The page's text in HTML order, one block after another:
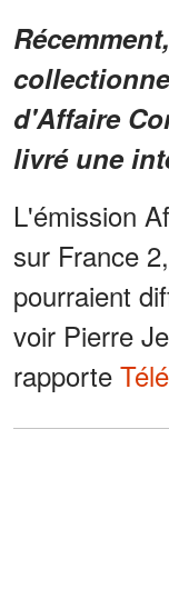
d'Affaire
livré une
L'émission
sur France
pourraient
voir Pierre
rapporte